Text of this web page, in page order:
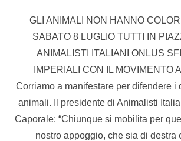
GLI ANIMALI NON HANNO
SABATO 8 LUGLIO TUTTI IN
ANIMALISTI ITALIANI ONLUS
IMPERIALI CON IL MOVIMENTO
Corriamo a manifestare per difendere i
animali. Il presidente di Animalisti
Caporale: “Chiunque si mobilita per
nostro appoggio, che sia di destra